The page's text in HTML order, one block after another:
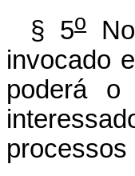
§ 5oNo
invocado
poderá o
processos